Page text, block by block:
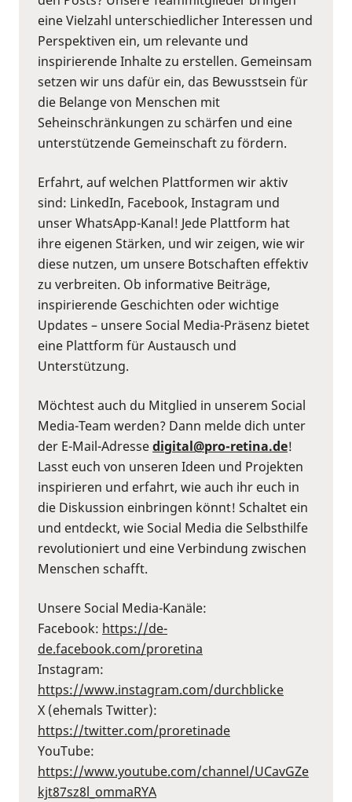
eine Vielzahl unterschiedlicher Interessen und
Perspektiven ein, um relevante und
inspirierende Inhalte zu erstellen. Gemeinsam
setzen wir uns dafür ein, das Bewusstsein für
die Belange von Menschen mit
Seheinschränkungen zu schärfen und eine
unterstützende Gemeinschaft zu fördern.
Erfahrt, auf welchen Plattformen wir aktiv
sind: LinkedIn, Facebook, Instagram und
unser WhatsApp-Kanal! Jede Plattform hat
ihre eigenen Stärken, und wir zeigen, wie wir
diese nutzen, um unsere Botschaften effektiv
zu verbreiten. Ob informative Beiträge,
inspirierende Geschichten oder wichtige
Updates – unsere Social Media-Präsenz bietet
eine Plattform für Austausch und
Unterstützung.
Möchtest auch du Mitglied in unserem Social
Media-Team werden? Dann melde dich unter
der E-Mail-Adressedigital@pro-retina.de!
Lasst euch von unseren Ideen und Projekten
inspirieren und erfahrt, wie auch ihr euch in
die Diskussion einbringen könnt! Schaltet ein
und entdeckt, wie Social Media die Selbsthilfe
revolutioniert und eine Verbindung zwischen
Menschen schafft.
Unsere Social Media-Kanäle:
Facebook: ⁠https://de-
de.facebook.com/proretina⁠
Instagram:
⁠https://www.instagram.com/durchblicke⁠
X (ehemals Twitter):
⁠https://twitter.com/proretinade⁠
YouTube:
⁠https://www.youtube.com/channel/UCavGZe
kjt87sz8l_ommaRYA⁠